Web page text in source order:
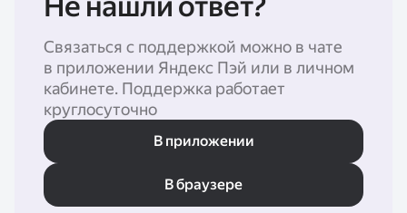
Связаться с поддержкой можно в чате
в приложении Яндекс Пэй или в личном
кабинете. Поддержка работает
круглосуточно
В приложении
В браузере